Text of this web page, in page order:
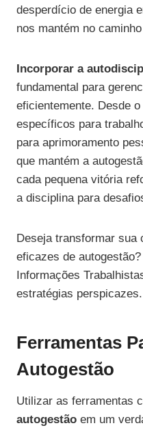
desperdício de energia
nos mantém no
Incorporar a
fundamental para
eficientemente. Desde
específicos para
para aprimoramento
que mantém a
cada pequena vitória
a disciplina para
Deseja transformar sua
eficazes de
Informações
estratégias perspicazes.
Ferramentas
Autogestão
Utilizar as ferramentas
autogestão em um